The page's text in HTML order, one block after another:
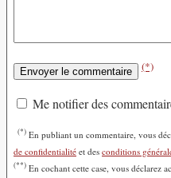
(*)
Me notifier des
(*) En publiant un commentaire, vous
de confidentialité et des conditions
(**) En cochant cette case, vous déclarez